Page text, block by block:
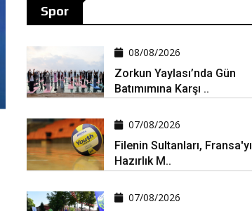
Spor
08/08/2026
Zorkun Yaylası’nda Gün
Batımımına Karşı ..
07/08/2026
Filenin Sultanları, Fransa'yı
Hazırlık M..
07/08/2026